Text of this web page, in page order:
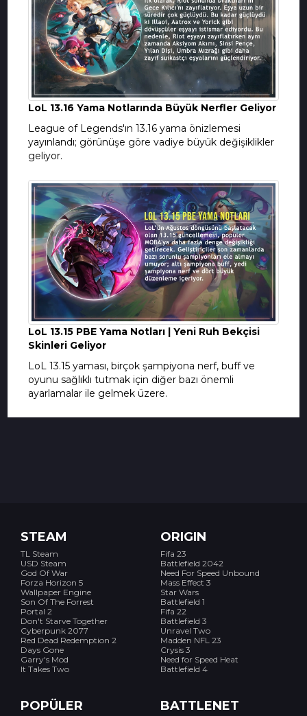
LoL 13.16 Yama Notlarında Büyük Nerfler Geliyor
League of Legends'ın 13.16 yama önizlemesi
yayınlandı; görünüşe göre vadiye büyük değişiklikler
geliyor.
LoL 13.15 PBE Yama Notları | Yeni Ruh Bekçisi
Skinleri Geliyor
LoL 13.15 yaması, birçok şampiyona nerf, buff ve
oyunu sağlıklı tutmak için diğer bazı önemli
ayarlamalar ile gelmek üzere.
STEAM
TL Steam
USD Steam
God Of War
Forza Horizon 5
Wallpaper Engine
Son Of The Forrest
Portal 2
Don't Starve Together
Cyberpunk 2077
Red Dead Redemption 2
Days Gone
Garry's Mod
It Takes Two
ORIGIN
Fifa 23
Battlefield 2042
Need For Speed Unbound
Mass Effect 3
Star Wars
Battlefield 1
Fifa 22
Battlefield 3
Unravel Two
Madden NFL 23
Crysis 3
Need for Speed Heat
Battlefield 4
POPÜLER BATTLENET